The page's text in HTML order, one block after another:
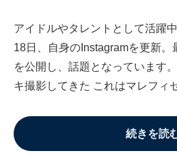
アイドルやタレントとして活躍
18日、自身のInstagramを更新。
を公開し、話題となっています
キ撮影してきた これはマレフィ
続きを読